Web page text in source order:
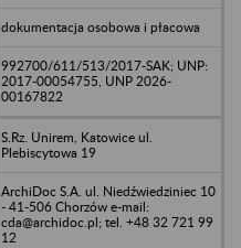
dokumentacja osobowa i płacowa
992700/611/513/2017-SAK; UNP:
2017-00054755, UNP 2026-
00167822
S.Rz. Unirem, Katowice ul.
Plebiscytowa 19
ArchiDoc S.A. ul. Niedźwiedziniec 10
- 41-506 Chorzów e-mail:
cda@archidoc.pl; tel. +48 32 721 99
12